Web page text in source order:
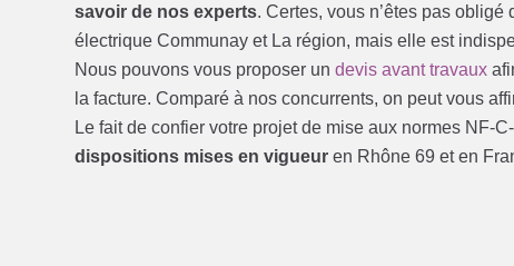
savoir de nos experts. Certes, vous n’êtes pas
électrique Communay et La région, mais elle est
Nous pouvons vous proposer undevis avant travaux
la facture. Comparé à nos concurrents, on peut vous
Le fait de confier votre projet de mise aux normes NF-
dispositions mises en vigueur en Rhône 69 et en